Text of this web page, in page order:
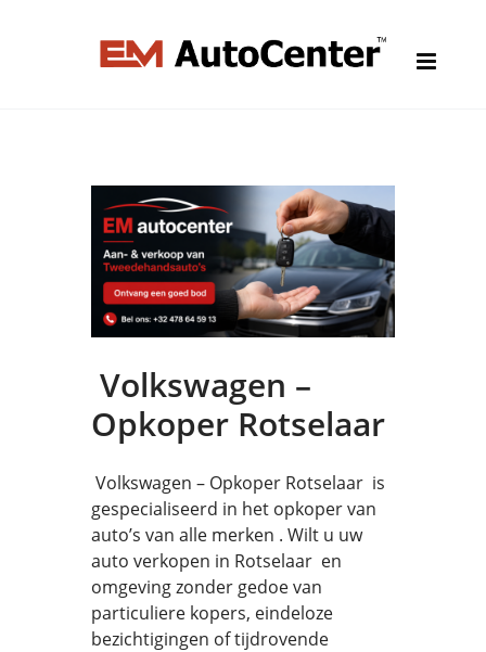
Volkswagen –
Opkoper Rotselaar
Volkswagen – Opkoper Rotselaar is
gespecialiseerd in het opkoper van
auto’s van alle merken . Wilt u uw
auto verkopen in Rotselaar en
omgeving zonder gedoe van
particuliere kopers, eindeloze
bezichtigingen of tijdrovende